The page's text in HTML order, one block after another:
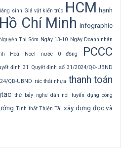
sinh Giá vật kiến trúc HCM hạnh
Hồ Chí Minh Infographic
Nguyễn Thị Sớm Ngày 13-10 Ngày Doanh nhân
Hoà Noel nước 0 đồng PCCC
định 31 Quyết định số 31/2024/QĐ-UBND
QĐ-UBND rác thải nhựa thanh toán
thứ bảy nghe dân nói tuyển dụng công
Tịnh thất Thiện Tài xây dựng đọc và